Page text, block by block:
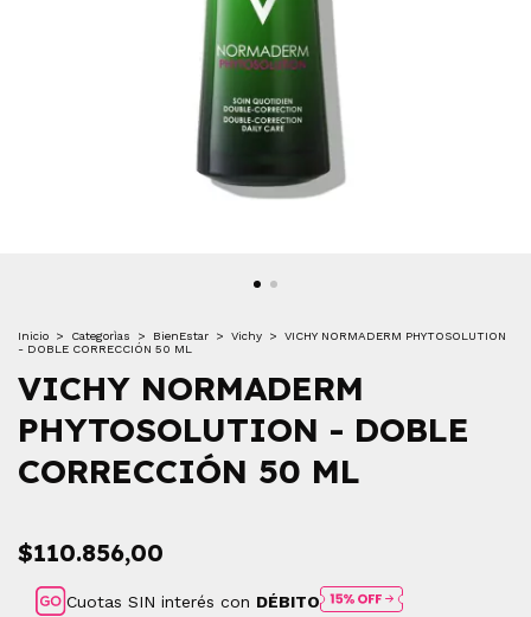
Inicio > Categorìas > BienEstar > Vichy >
VICHY NORMADERM PHYTOSOLUTION
- DOBLE CORRECCIÓN 50 ML
VICHY NORMADERM
PHYTOSOLUTION - DOBLE
CORRECCIÓN 50 ML
$110.856,00
Cuotas SIN interés con DÉBITO